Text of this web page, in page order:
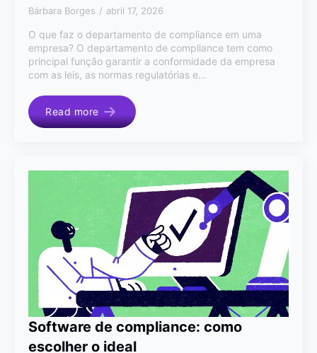
Bárbara Borges abril 17, 2026
O que faz o departamento de compliance em uma
empresa? O departamento de compliance tem como
principal função garantir a conformidade da empresa
com as leis, as normas regulatórias e…
Read more
Software de compliance: como
escolher o ideal